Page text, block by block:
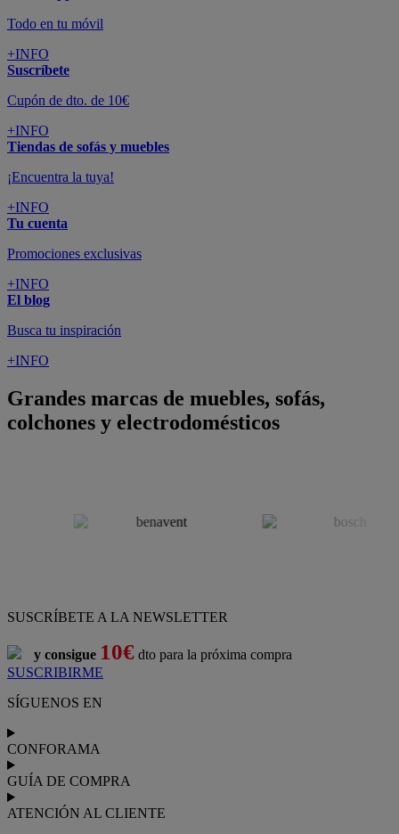
Todo en tu móvil
+INFO
Suscríbete
Cupón de dto. de 10€
+INFO
Tiendas de sofás y muebles
¡Encuentra la tuya!
+INFO
Tu cuenta
Promociones exclusivas
+INFO
El blog
Busca tu inspiración
+INFO
Grandes marcas de muebles, sofás,
colchones y electrodomésticos
SUSCRÍBETE A LA NEWSLETTER
y consigue 10€ dto para la próxima compra
SUSCRIBIRME
SÍGUENOS EN
CONFORAMA
GUÍA DE COMPRA
ATENCIÓN AL CLIENTE